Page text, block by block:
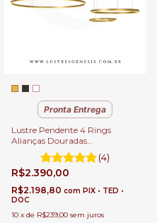
Pronta Entrega
Lustre Pendente 4 Rings
Alianças Douradas
100x80x60x40cm Sala de
Jantar e Sala de Estar Pé
Direito Duplo
(4)
R$2.390,00
R$2.198,80 com PIX • TED •
DOC
10 x de R$239,00 sem juros